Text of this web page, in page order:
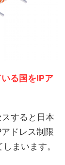
る国をIPア
すると日本
ドレス制限
まいます。